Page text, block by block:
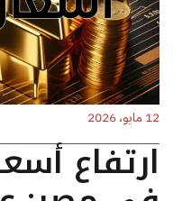
12 مايو، 2026
ارتفاع